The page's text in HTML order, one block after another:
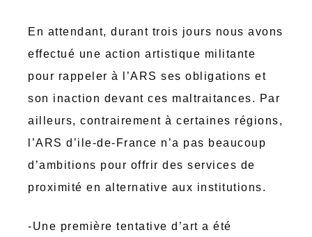
En attendant, durant trois jours nous avons
effectué une action artistique militante
pour rappeler à l’ARS ses obligations et
son inaction devant ces maltraitances. Par
ailleurs, contrairement à certaines régions,
l’ARS d’ile-de-France n’a pas beaucoup
d’ambitions pour offrir des services de
proximité en alternative aux institutions.
-Une première tentative d’art a été